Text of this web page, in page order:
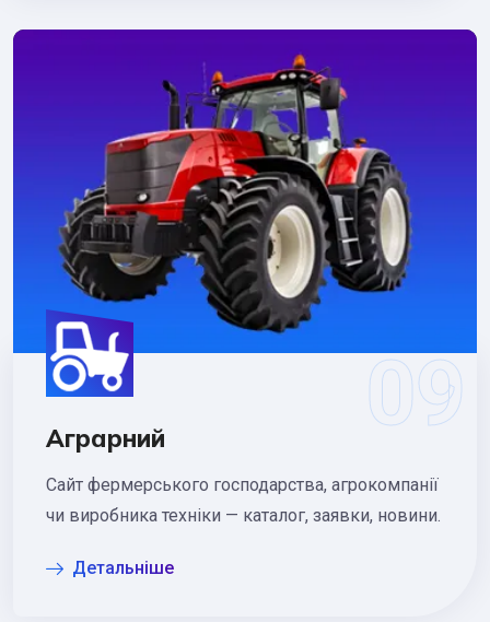
Аграрний
Сайт фермерського господарства, агрокомпанії
чи виробника техніки — каталог, заявки, новини.
Детальніше